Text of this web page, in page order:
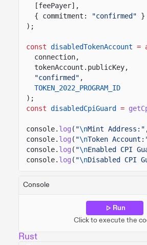
[feePayer],
{ commitment:
"confirmed"
}
);
const disabledTokenAccount =
connection,
tokenAccount.publicKey,
"confirmed" ,
TOKEN_2022_PROGRAM_ID
);
const disabledCpiGuard =
console. log ( "\nMint Address:"
console. log ( "\nToken
console. log ( "\nEnabled CPI
console. log ( "\nDisabled CPI
Console
Run
Click to execute the
Rust